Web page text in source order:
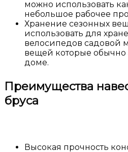
можно использовать
небольшое рабочее
Хранение сезонных
использовать для
велосипедов садовой
вещей которые обычно
доме.
Преимущества
бруса
Высокая прочность